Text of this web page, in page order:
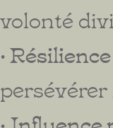
volonté
•Résilience
persévérer